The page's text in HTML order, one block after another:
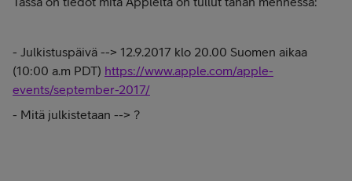
- Julkistuspäivä --> 12.9.2017 klo 20.00 Suomen aikaa
(10:00 a.m PDT) https://www.apple.com/apple-
events/september-2017/
- Mitä julkistetaan --> ?